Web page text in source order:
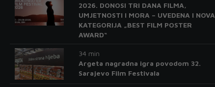
2026. DONOSI TRI DANA FILMA,
UMJETNOSTI I MORA – UVEDENA I NOVA
KATEGORIJA „BEST FILM POSTER
AWARD“
34 min
Argeta nagradna igra povodom 32.
Sarajevo Film Festivala